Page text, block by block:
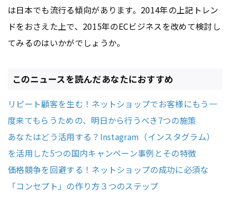
は日本でも流行る傾向があります。2014年の上記トレン
ドをおさえた上で、2015年のECビジネスを改めて検討し
てみるのはいかがでしょうか。
このニュースを読んだあなたにおすすめ
リピート顧客を生む！ネットショップでお客様にもう一
度来てもらうための、明日から行うべき7つの施策
あなたはどう活用する？Instagram（インスタグラム）
を活用した5つの国内キャンペーン事例とその特徴
価格競争を回避する！ネットショップの成功に必須な
「コンセプト」の作り方３つのステップ